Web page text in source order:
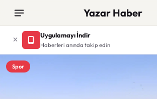
Yazar Haber
Uygulamayı İndir
Haberleri anında takip edin
Spor